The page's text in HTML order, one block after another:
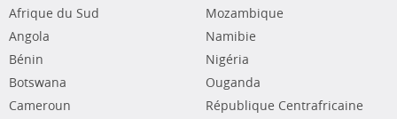
Afrique du Sud
Angola
Bénin
Botswana
Cameroun
Mozambique
Namibie
Nigéria
Ouganda
République Centrafricaine